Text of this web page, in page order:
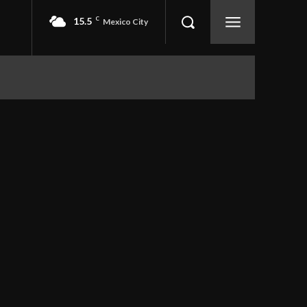
15.5 C Mexico City